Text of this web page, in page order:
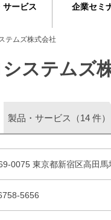
サービス 企業セミ
テムズ株式会社
ステムズ
製品・サービス（14 件）
0075 東京都新宿区高田
5656